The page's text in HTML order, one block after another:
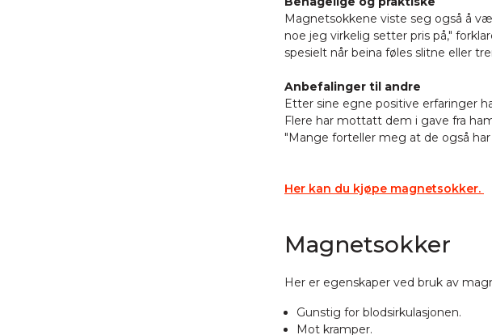
Magnetsokkene viste seg også å
noe jeg virkelig setter pris på,"
spesielt når beina føles slitne eller
Anbefalinger til andre
Etter sine egne positive erfaringer
Flere har mottatt dem i gave fra
"Mange forteller meg at de også
Her kan du kjøpe magnetsokker.
Magnetsokker
Her er egenskaper ved bruk av
Gunstig for blodsirkulasjonen.
Mot kramper.